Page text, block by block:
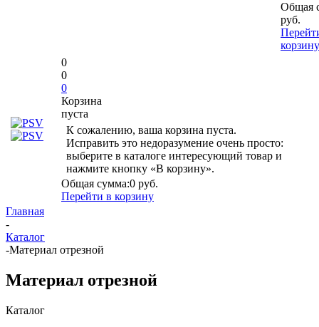
Общая
руб.
корзину
0
0
0
Корзина
пуста
К сожалению, ваша корзина пуста.
Исправить это недоразумение очень просто:
выберите в каталоге интересующий товар и
нажмите кнопку «В корзину».
Общая сумма:0 руб.
Перейти в корзину
Главная
-
Каталог
-Материал отрезной
Материал отрезной
Каталог